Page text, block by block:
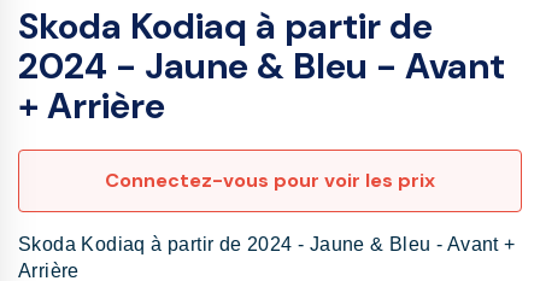
Skoda Kodiaq à partir de
2024 - Jaune & Bleu - Avant
+ Arrière
Connectez-vous pour voir les prix
Skoda Kodiaq à partir de 2024 - Jaune & Bleu - Avant +
Arrière